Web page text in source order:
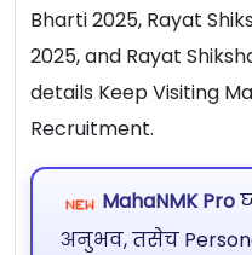
Bharti 2025, Rayat
2025, and Rayat
details Keep Visiting
Recruitment.
MahaNMK Pro
अनुभव, तसेच